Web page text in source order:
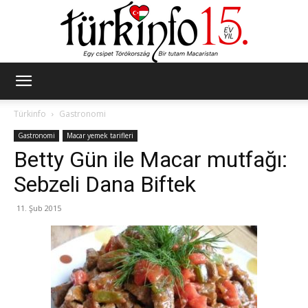
Türkinfo
Gastronomi
Gastronomi Macar yemek tarifleri
Betty Gün ile Macar mutfağı:
Sebzeli Dana Biftek
11. Şub 2015